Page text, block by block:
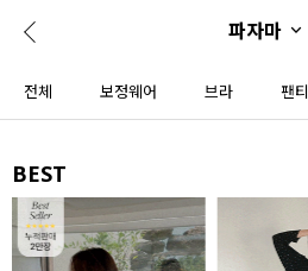
로그인
콘텐츠 리뷰 & 혜택
CATEGORY
파자마
전체 보정웨어 브라 팬티
BEST